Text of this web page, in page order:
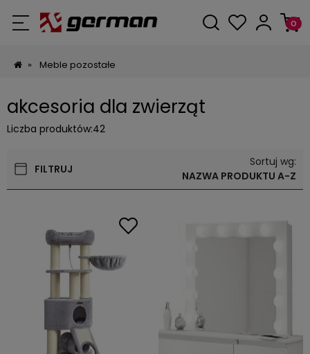
» Meble pozostałe
akcesoria dla zwierząt
Liczba produktów:42
FILTRUJ
Sortuj wg:
NAZWA PRODUKTU A-Z